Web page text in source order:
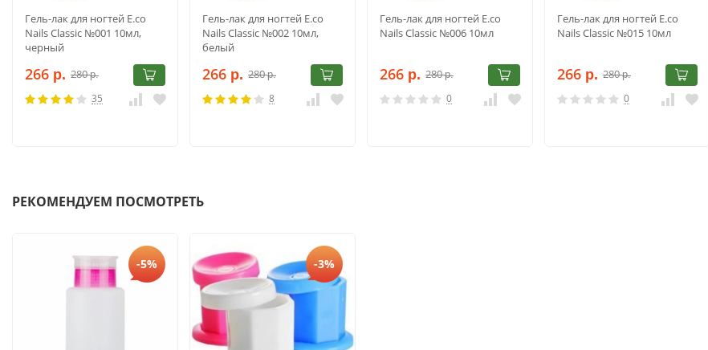
Гель-лак для ногтей E.co
Nails Classic №001 10мл,
черный
266 р. 280р.
35
Гель-лак для ногтей E.co
Nails Classic №002 10мл,
белый
266 р. 280р.
8
Гель-лак для ногтей E.co
Nails Classic №006 10мл
266 р. 280р.
0
Гель-лак для ногтей E.co
Nails Classic №015 10мл
266 р. 280р.
0
РЕКОМЕНДУЕМ ПОСМОТРЕТЬ
-5% -3%